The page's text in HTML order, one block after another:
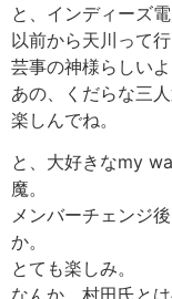
と、インディーズ
以前から天川って
芸事の神様らしいよ
あの、くだらな三
楽しんでね。
と、大好きなmy
魔。
メンバーチェンジ
か。
とても楽しみ。
なんか、村田氏と